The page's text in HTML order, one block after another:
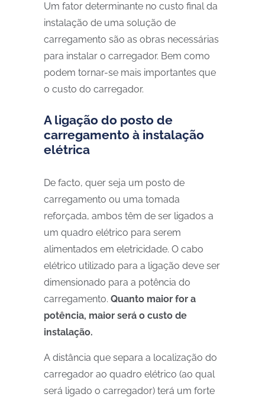
Um fator determinante no custo final da
instalação de uma solução de
carregamento são as obras necessárias
para instalar o carregador. Bem como
podem tornar-se mais importantes que
o custo do carregador.
A ligação do posto de
carregamento à instalação
elétrica
De facto, quer seja um posto de
carregamento ou uma tomada
reforçada, ambos têm de ser ligados a
um quadro elétrico para serem
alimentados em eletricidade. O cabo
elétrico utilizado para a ligação deve ser
dimensionado para a potência do
carregamento. Quanto maior for a
potência, maior será o custo de
instalação.
A distância que separa a localização do
carregador ao quadro elétrico (ao qual
será ligado o carregador) terá um forte